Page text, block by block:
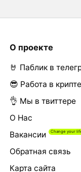
О проекте
🤘 Паблик в
😎 Работа в крипте
👌 Мы в твиттере
О Нас
Вакансии
Обратная связь
Карта сайта